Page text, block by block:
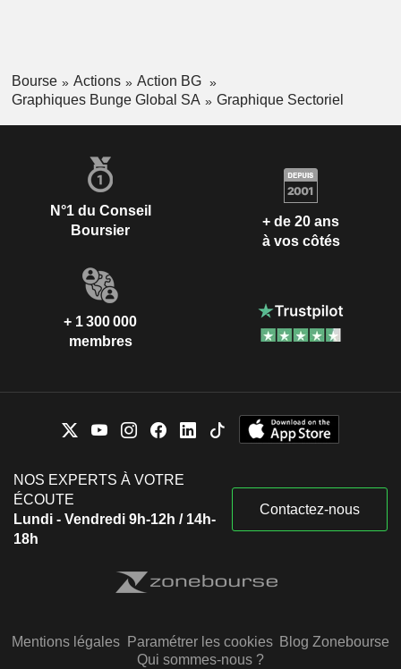
Bourse Actions
Action BG
Graphiques Bunge Global SA
Graphique Sectoriel
N°1 du Conseil
Boursier
+ de 20 ans
à vos côtés
+ 1 300 000
membres
NOS EXPERTS À VOTRE
ÉCOUTE
Lundi - Vendredi 9h-12h / 14h-
18h
Contactez-nous
Mentions légales Paramétrer les cookies Blog Zonebourse
Qui sommes-nous ?